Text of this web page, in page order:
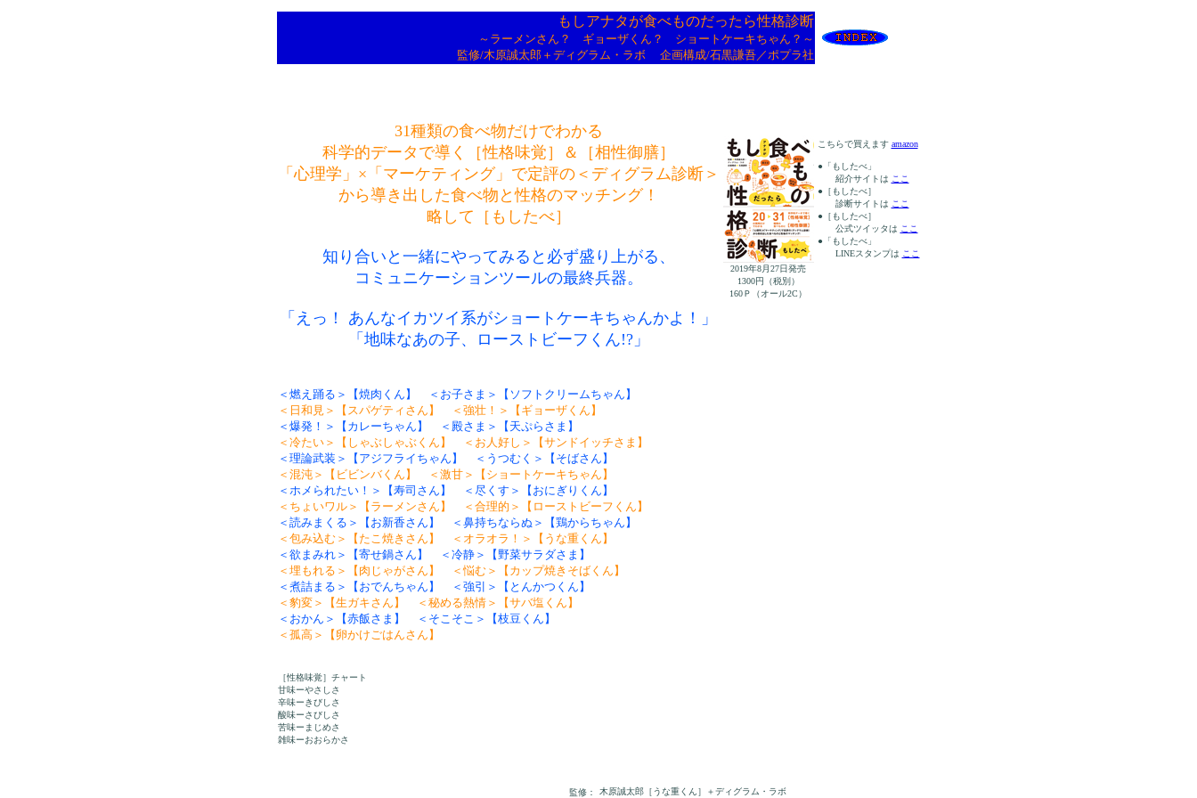
もしアナタが食べものだったら性格診断
～ラーメンさん？ ギョーザくん？ ショートケーキちゃん？～
監修/木原誠太郎＋ディグラム・ラボ 企画構成/石黒謙吾／ポプラ社
31種類の食べ物だけでわかる
科学的データで導く［性格味覚］＆［相性御膳］
「心理学」×「マーケティング」で定評の＜ディグラム診断＞
から導き出した食べ物と性格のマッチング！
略して［もしたべ］
知り合いと一緒にやってみると必ず盛り上がる、
コミュニケーションツールの最終兵器。
「えっ！ あんなイカツイ系がショートケーキちゃんかよ！」
「地味なあの子、ローストビーフくん!?」
2019年8月27日発売
1300円（税別）
160Ｐ（オール2C）
こちらで買えます amazon
●「もしたべ」
紹介サイトは ここ
●［もしたべ］
診断サイトは ここ
●［もしたべ］
公式ツイッタは ここ
●「もしたべ」
LINEスタンプは ここ
＜燃え踊る＞【焼肉くん】 ＜お子さま＞【ソフトクリームちゃん】
＜日和見＞【スパゲティさん】 ＜強壮！＞【ギョーザくん】
＜爆発！＞【カレーちゃん】 ＜殿さま＞【天ぷらさま】
＜冷たい＞【しゃぶしゃぶくん】 ＜お人好し＞【サンドイッチさま】
＜理論武装＞【アジフライちゃん】 ＜うつむく＞【そばさん】
＜混沌＞【ビビンバくん】 ＜激甘＞【ショートケーキちゃん】
＜ホメられたい！＞【寿司さん】 ＜尽くす＞【おにぎりくん】
＜ちょいワル＞【ラーメンさん】 ＜合理的＞【ローストビーフくん】
＜読みまくる＞【お新香さん】 ＜鼻持ちならぬ＞【鶏からちゃん】
＜包み込む＞【たこ焼きさん】 ＜オラオラ！＞【うな重くん】
＜欲まみれ＞【寄せ鍋さん】 ＜冷静＞【野菜サラダさま】
＜埋もれる＞【肉じゃがさん】 ＜悩む＞【カップ焼きそばくん】
＜煮詰まる＞【おでんちゃん】 ＜強引＞【とんかつくん】
＜豹変＞【生ガキさん】 ＜秘める熱情＞【サバ塩くん】
＜おかん＞【赤飯さま】 ＜そこそこ＞【枝豆くん】
＜孤高＞【卵かけごはんさん】
［性格味覚］チャート
甘味ーやさしさ
辛味ーきびしさ
酸味ーさびしさ
苦味ーまじめさ
雑味ーおおらかさ
監修： 木原誠太郎［うな重くん］＋ディグラム・ラボ